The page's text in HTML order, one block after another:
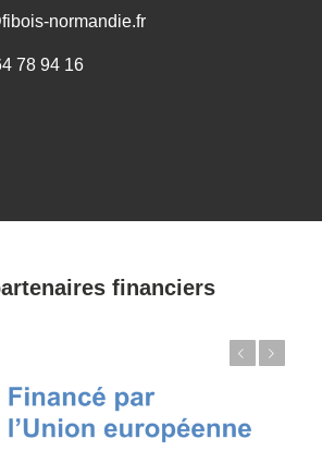
normandie.fr
78 94 16
financiers